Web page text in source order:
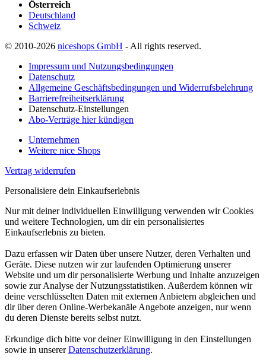
Österreich
Deutschland
Schweiz
© 2010-2026 niceshops GmbH - All rights reserved.
Impressum und Nutzungsbedingungen
Datenschutz
Allgemeine Geschäftsbedingungen und Widerrufsbelehrung
Barrierefreiheitserklärung
Datenschutz-Einstellungen
Abo-Verträge hier kündigen
Unternehmen
Weitere nice Shops
Vertrag widerrufen
Personalisiere dein Einkaufserlebnis
Nur mit deiner individuellen Einwilligung verwenden wir Cookies
und weitere Technologien, um dir ein personalisiertes
Einkaufserlebnis zu bieten.
Dazu erfassen wir Daten über unsere Nutzer, deren Verhalten und
Geräte. Diese nutzen wir zur laufenden Optimierung unserer
Website und um dir personalisierte Werbung und Inhalte anzuzeigen
sowie zur Analyse der Nutzungsstatistiken. Außerdem können wir
deine verschlüsselten Daten mit externen Anbietern abgleichen und
dir über deren Online-Werbekanäle Angebote anzeigen, nur wenn
du deren Dienste bereits selbst nutzt.
Erkundige dich bitte vor deiner Einwilligung in den Einstellungen
sowie in unsererDatenschutzerklärung.